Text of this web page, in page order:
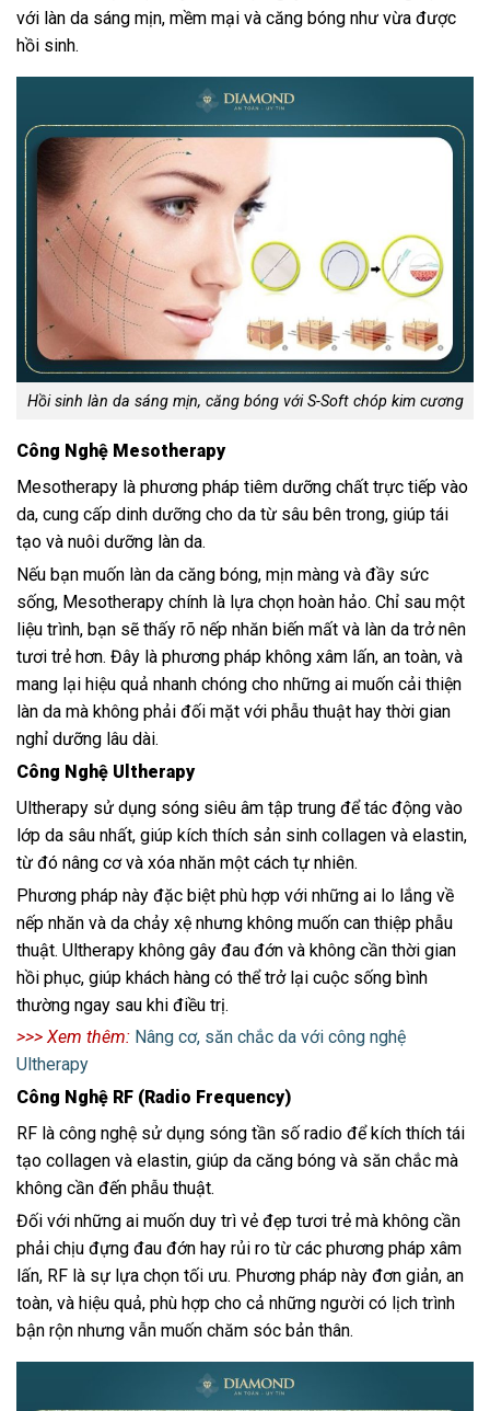
với làn da sáng mịn, mềm mại và căng bóng như vừa được
hồi sinh.
Hồi sinh làn da sáng mịn, căng bóng với S-Soft chóp kim cương
Công Nghệ Mesotherapy
Mesotherapy là phương pháp tiêm dưỡng chất trực tiếp vào
da, cung cấp dinh dưỡng cho da từ sâu bên trong, giúp tái
tạo và nuôi dưỡng làn da.
Nếu bạn muốn làn da căng bóng, mịn màng và đầy sức
sống, Mesotherapy chính là lựa chọn hoàn hảo. Chỉ sau một
liệu trình, bạn sẽ thấy rõ nếp nhăn biến mất và làn da trở nên
tươi trẻ hơn. Đây là phương pháp không xâm lấn, an toàn, và
mang lại hiệu quả nhanh chóng cho những ai muốn cải thiện
làn da mà không phải đối mặt với phẫu thuật hay thời gian
nghỉ dưỡng lâu dài.
Công Nghệ Ultherapy
Ultherapy sử dụng sóng siêu âm tập trung để tác động vào
lớp da sâu nhất, giúp kích thích sản sinh collagen và elastin,
từ đó nâng cơ và xóa nhăn một cách tự nhiên.
Phương pháp này đặc biệt phù hợp với những ai lo lắng về
nếp nhăn và da chảy xệ nhưng không muốn can thiệp phẫu
thuật. Ultherapy không gây đau đớn và không cần thời gian
hồi phục, giúp khách hàng có thể trở lại cuộc sống bình
thường ngay sau khi điều trị.
>>> Xem thêm: Nâng cơ, săn chắc da với công nghệ
Ultherapy
Công Nghệ RF (Radio Frequency)
RF là công nghệ sử dụng sóng tần số radio để kích thích tái
tạo collagen và elastin, giúp da căng bóng và săn chắc mà
không cần đến phẫu thuật.
Đối với những ai muốn duy trì vẻ đẹp tươi trẻ mà không cần
phải chịu đựng đau đớn hay rủi ro từ các phương pháp xâm
lấn, RF là sự lựa chọn tối ưu. Phương pháp này đơn giản, an
toàn, và hiệu quả, phù hợp cho cả những người có lịch trình
bận rộn nhưng vẫn muốn chăm sóc bản thân.